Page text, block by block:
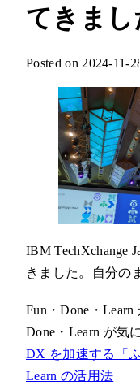
てきまし
Posted on 2024-11-
IBM TechXchange
きました。自分の
Fun・Done・
Done・Learn が気
DX を加速する「
Learn の活用法